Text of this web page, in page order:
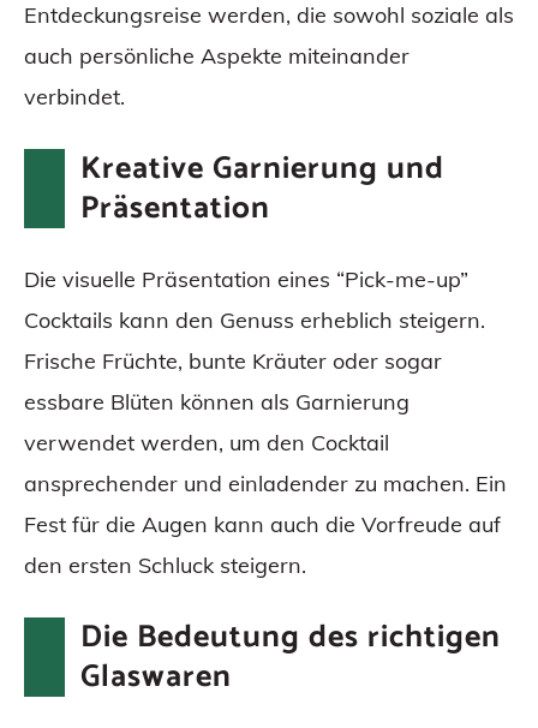
Entdeckungsreise werden, die sowohl soziale als
auch persönliche Aspekte miteinander
verbindet.
Kreative Garnierung und
Präsentation
Die visuelle Präsentation eines “Pick-me-up”
Cocktails kann den Genuss erheblich steigern.
Frische Früchte, bunte Kräuter oder sogar
essbare Blüten können als Garnierung
verwendet werden, um den Cocktail
ansprechender und einladender zu machen. Ein
Fest für die Augen kann auch die Vorfreude auf
den ersten Schluck steigern.
Die Bedeutung des richtigen
Glaswaren